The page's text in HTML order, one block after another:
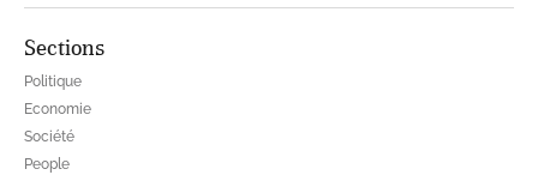
Sections
Politique
Economie
Société
People